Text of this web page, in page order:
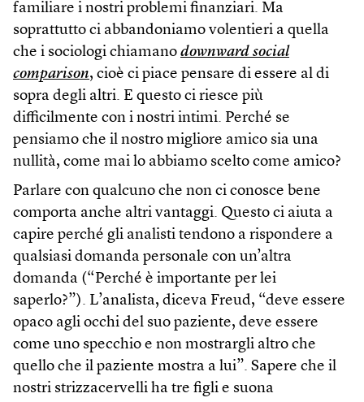
familiare i nostri problemi finanziari. Ma
soprattutto ci abbandoniamo volentieri a quella
che i sociologi chiamano downward social
comparison, cioè ci piace pensare di essere al di
sopra degli altri. E questo ci riesce più
difficilmente con i nostri intimi. Perché se
pensiamo che il nostro migliore amico sia una
nullità, come mai lo abbiamo scelto come amico?
Parlare con qualcuno che non ci conosce bene
comporta anche altri vantaggi. Questo ci aiuta a
capire perché gli analisti tendono a rispondere a
qualsiasi domanda personale con un’altra
domanda (“Perché è importante per lei
saperlo?”). L’analista, diceva Freud, “deve essere
opaco agli occhi del suo paziente, deve essere
come uno specchio e non mostrargli altro che
quello che il paziente mostra a lui”. Sapere che il
nostri strizzacervelli ha tre figli e suona